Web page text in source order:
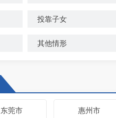
投靠子女
其他情形
东莞市 惠州市